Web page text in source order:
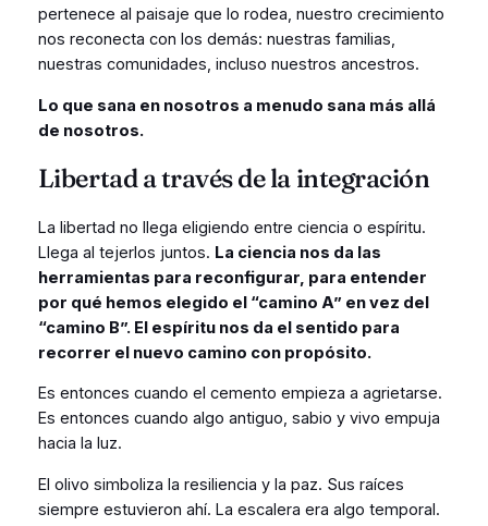
pertenece al paisaje que lo rodea, nuestro crecimiento
nos reconecta con los demás: nuestras familias,
nuestras comunidades, incluso nuestros ancestros.
Lo que sana en nosotros a menudo sana más allá
de nosotros.
Libertad a través de la integración
La libertad no llega eligiendo entre ciencia o espíritu.
Llega al tejerlos juntos. La ciencia nos da las
herramientas para reconfigurar, para entender
por qué hemos elegido el “camino A” en vez del
“camino B”. El espíritu nos da el sentido para
recorrer el nuevo camino con propósito.
Es entonces cuando el cemento empieza a agrietarse.
Es entonces cuando algo antiguo, sabio y vivo empuja
hacia la luz.
El olivo simboliza la resiliencia y la paz. Sus raíces
siempre estuvieron ahí. La escalera era algo temporal.